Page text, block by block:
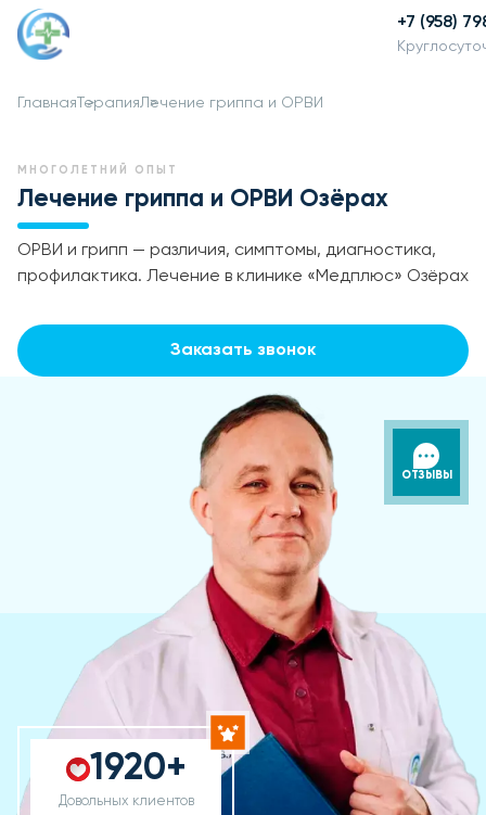
+7 (958)
Главная ТерапияЛечение гриппа и ОРВИ
МНОГОЛЕТНИЙ ОПЫТ
Лечение гриппа и ОРВИ Озёрах
ОРВИ и грипп — различия, симптомы, диагностика,
профилактика. Лечение в клинике «Медплюс» Озёрах
Заказать звонок
1920+
Довольных клиентов
ОТЗЫВЫ